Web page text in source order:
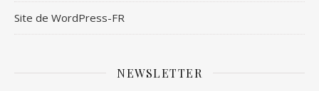
Site de WordPress-FR
NEWSLETTER